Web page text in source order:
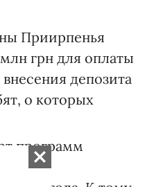
Приирпенья
грн для оплаты
депозита
о которых
программ